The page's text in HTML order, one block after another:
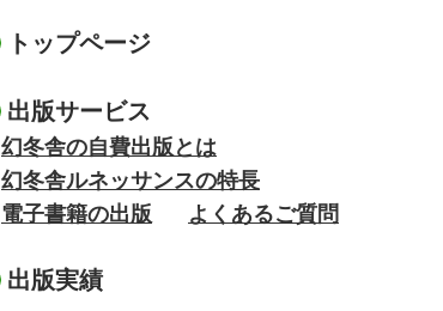
トップページ
出版サービス
幻冬舎の自費出版とは
幻冬舎ルネッサンスの特長
電子書籍の出版
よくあるご質問
出版実績